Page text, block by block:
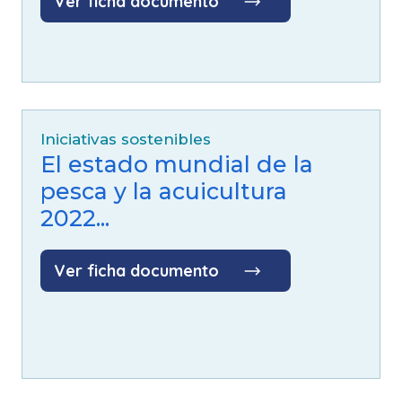
Iniciativas sostenibles
El estado mundial de la
pesca y la acuicultura
2022...
Ver ficha documento